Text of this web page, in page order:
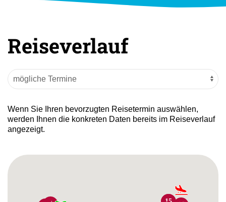
Reiseverlauf
Wenn Sie Ihren bevorzugten Reisetermin auswählen,
werden Ihnen die konkreten Daten bereits im Reiseverlauf
angezeigt.